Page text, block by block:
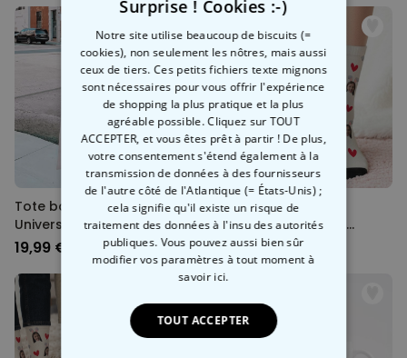
Tote bag personnalisé
Université
19,99 €
Chaussettes
personnalisées avec
visage et oreilles de lapin
19,99 €
Surprise ! Cookies :-)
Notre site utilise beaucoup de biscuits (=
cookies), non seulement les nôtres, mais aussi
ceux de tiers. Ces petits fichiers texte mignons
sont nécessaires pour vous offrir l'expérience
de shopping la plus pratique et la plus
agréable possible. Cliquez sur TOUT
ACCEPTER, et vous êtes prêt à partir ! De plus,
votre consentement s'étend également à la
transmission de données à des fournisseurs
de l'autre côté de l'Atlantique (= États-Unis) ;
cela signifie qu'il existe un risque de
traitement des données à l'insu des autorités
publiques. Vous pouvez aussi bien sûr
modifier vos paramètres à tout momentà
savoir ici.
TOUT ACCEPTER